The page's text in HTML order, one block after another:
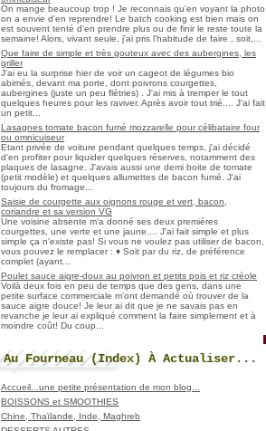
On mange beaucoup trop ! Je reconnais qu'en voyant la photo
on a envie d'en reprendre! Le batch cooking est bien mais on
est souvent tenté d'en prendre plus ou de finir le reste toute la
semaine! Alors, vivant seule, j'ai pris l'habitude de faire , soit,...
Que faire de simple et très gouteux avec des aubergines, les
griller
J'ai eu la surprise hier de voir un cageot de légumes bio
abimés, devant ma porte, dont poivrons courgettes,
aubergines (juste un peu flétries) . J'ai mis à tremper le tout
quelques heures pour les raviver. Après avoir tout trié.... J'ai fait
un petit...
Lasagnes tomate bacon fumé mozzarelle pour célibataire four
ou omnicuiseur
Etant privée de voiture pendant quelques temps, j'ai décidé
d'en profiter pour liquider quelques réserves, notamment des
plaques de lasagne. J'avais aussi une demi boite de tomate
(petit modèle) et quelques allumettes de bacon fumé. J'ai
toujours du fromage...
Saisie de courgette aux oignons rouge et vert, bacon,
coriandre et sa version VG
Une voisine absente m'a donné ses deux premières
courgettes, une verte et une jaune.... J'ai fait simple et plus
simple ça n'existe pas! Si vous ne voulez pas utiliser de bacon,
vous pouvez le remplacer : ♦ Soit par du riz, de préférence
complet (ayant...
Poulet sauce aigre-doux au poivron et petits pois et riz créole
Voilà deux fois en peu de temps que des gens, dans une
petite surface commerciale m'ont demandé où trouver de la
sauce aigre douce! Je leur ai dit que je ne savais pas en
revanche je leur ai expliqué comment la faire simplement et à
moindre coût! Du coup...
Au Fourneau (Index) À Actualiser...
Accueil...une petite présentation de mon blog...
BOISSONS et SMOOTHIES
Chine, Thaïlande, Inde, Maghreb